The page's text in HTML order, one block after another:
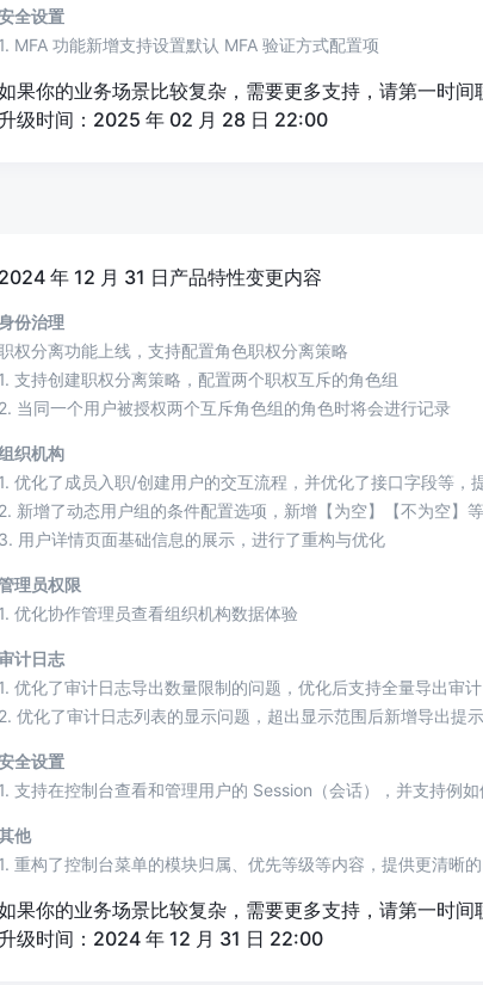
全设置
1. MFA 功能新增支持设置默认 MFA 验证方式配置项
果你的业务场景比较复杂，需要更多支持，请第一时间
升级时间：2025 年 02 月 28 日 22:00
2024 年 12 月 31 日产品特性变更内容
份治理
权分离功能上线，支持配置角色职权分离策略
1. 支持创建职权分离策略，配置两个职权互斥的角色组
2. 当同一个用户被授权两个互斥角色组的角色时将会进行记录
织机构
1. 优化了成员入职/创建用户的交互流程，并优化了接口字段等，
2. 新增了动态用户组的条件配置选项，新增【为空】【不为空】等
3. 用户详情页面基础信息的展示，进行了重构与优化
理员权限
1. 优化协作管理员查看组织机构数据体验
计日志
1. 优化了审计日志导出数量限制的问题，优化后支持全量导出审
2. 优化了审计日志列表的显示问题，超出显示范围后新增导出提示
全设置
1. 支持在控制台查看和管理用户的 Session（会话），并支持例
他
1. 重构了控制台菜单的模块归属、优先等级等内容，提供更清晰
果你的业务场景比较复杂，需要更多支持，请第一时
升级时间：2024 年 12 月 31 日 22:00